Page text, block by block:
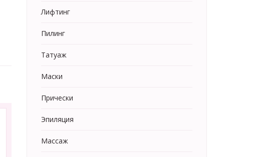
Лифтинг
Пилинг
Татуаж
Маски
Прически
Эпиляция
Массаж